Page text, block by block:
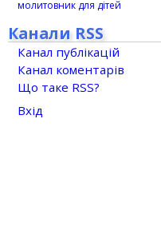
молитовник для дітей
Канали RSS
Канал публікацій
Канал коментарів
Що таке RSS?
Вхід